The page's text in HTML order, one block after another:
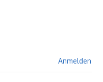
Anmelden